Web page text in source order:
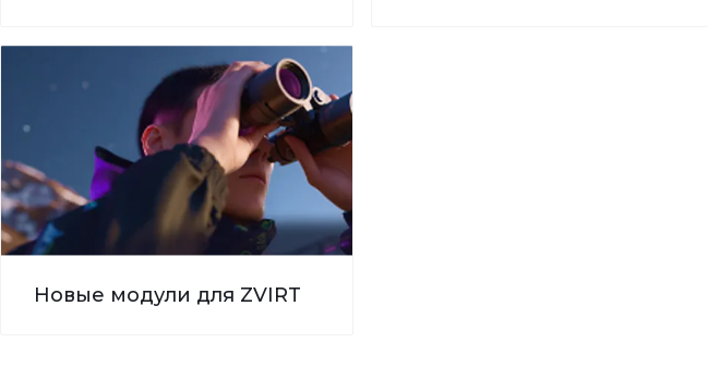
Новые модули для ZVIRT